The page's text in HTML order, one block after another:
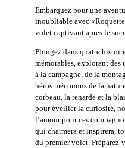
Embarquez pour une
inoubliable avec
volet captivant après le
Plongez dans quatre
mémorables, explorant
à la campagne, de la
héros méconnus de la
corbeau, la renarde et la
pour éveiller la curiosité,
l’amour pour ces
qui charmera et inspirera,
du premier volet. Préparez-